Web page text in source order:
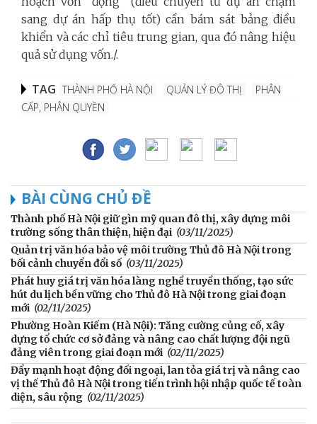
sang dự án hấp thụ tốt) cần bám sát bảng điều
khiển và các chỉ tiêu trung gian, qua đó nâng hiệu
quả sử dụng vốn./.
TAG THÀNH PHỐ HÀ NỘI QUẢN LÝ ĐÔ THỊ
PHÂN
CẤP, PHÂN QUYỀN
BÀI CÙNG CHỦ ĐỀ
Thành phố Hà Nội giữ gìn mỹ quan đô thị, xây dựng môi
trường sống thân thiện, hiện đại (03/11/2025)
Quản trị văn hóa bảo vệ môi trường Thủ đô Hà Nội trong
bối cảnh chuyển đổi số (03/11/2025)
Phát huy giá trị văn hóa làng nghề truyền thống, tạo sức
hút du lịch bền vững cho Thủ đô Hà Nội trong giai đoạn
mới (02/11/2025)
Phường Hoàn Kiếm (Hà Nội): Tăng cường củng cố, xây
dựng tổ chức cơ sở đảng và nâng cao chất lượng đội ngũ
đảng viên trong giai đoạn mới (02/11/2025)
Đẩy mạnh hoạt động đối ngoại, lan tỏa giá trị và nâng cao
vị thế Thủ đô Hà Nội trong tiến trình hội nhập quốc tế toàn
diện, sâu rộng (02/11/2025)